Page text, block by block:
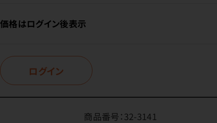
価格はログイン後表示
ログイン
商品番号：32-3141